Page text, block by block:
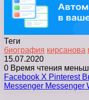
Теги
биография кирсанова
15.07.2020
0 Время чтения
Facebook X Pinterest
Messenger Messenger